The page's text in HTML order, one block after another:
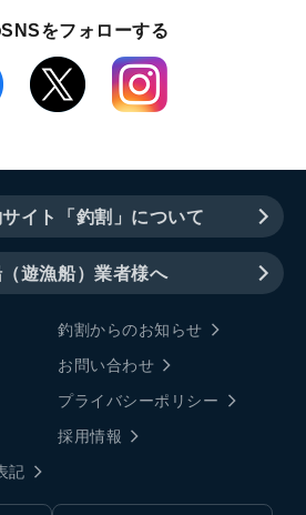
をフォローする
イト「釣割」について
遊漁船）業者様へ
釣割からのお知らせ
お問い合わせ
プライバシーポリシー
採用情報
記